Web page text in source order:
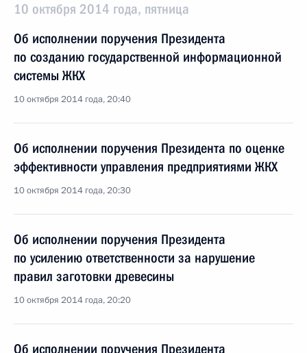
10 октября 2014 года, пятница
Об исполнении поручения Президента
по созданию государственной информационной
системы ЖКХ
10 октября 2014 года, 20:40
Об исполнении поручения Президента по оценке
эффективности управления предприятиями ЖКХ
10 октября 2014 года, 20:30
Об исполнении поручения Президента
по усилению ответственности за нарушение
правил заготовки древесины
10 октября 2014 года, 20:20
Об исполнении поручения Президента